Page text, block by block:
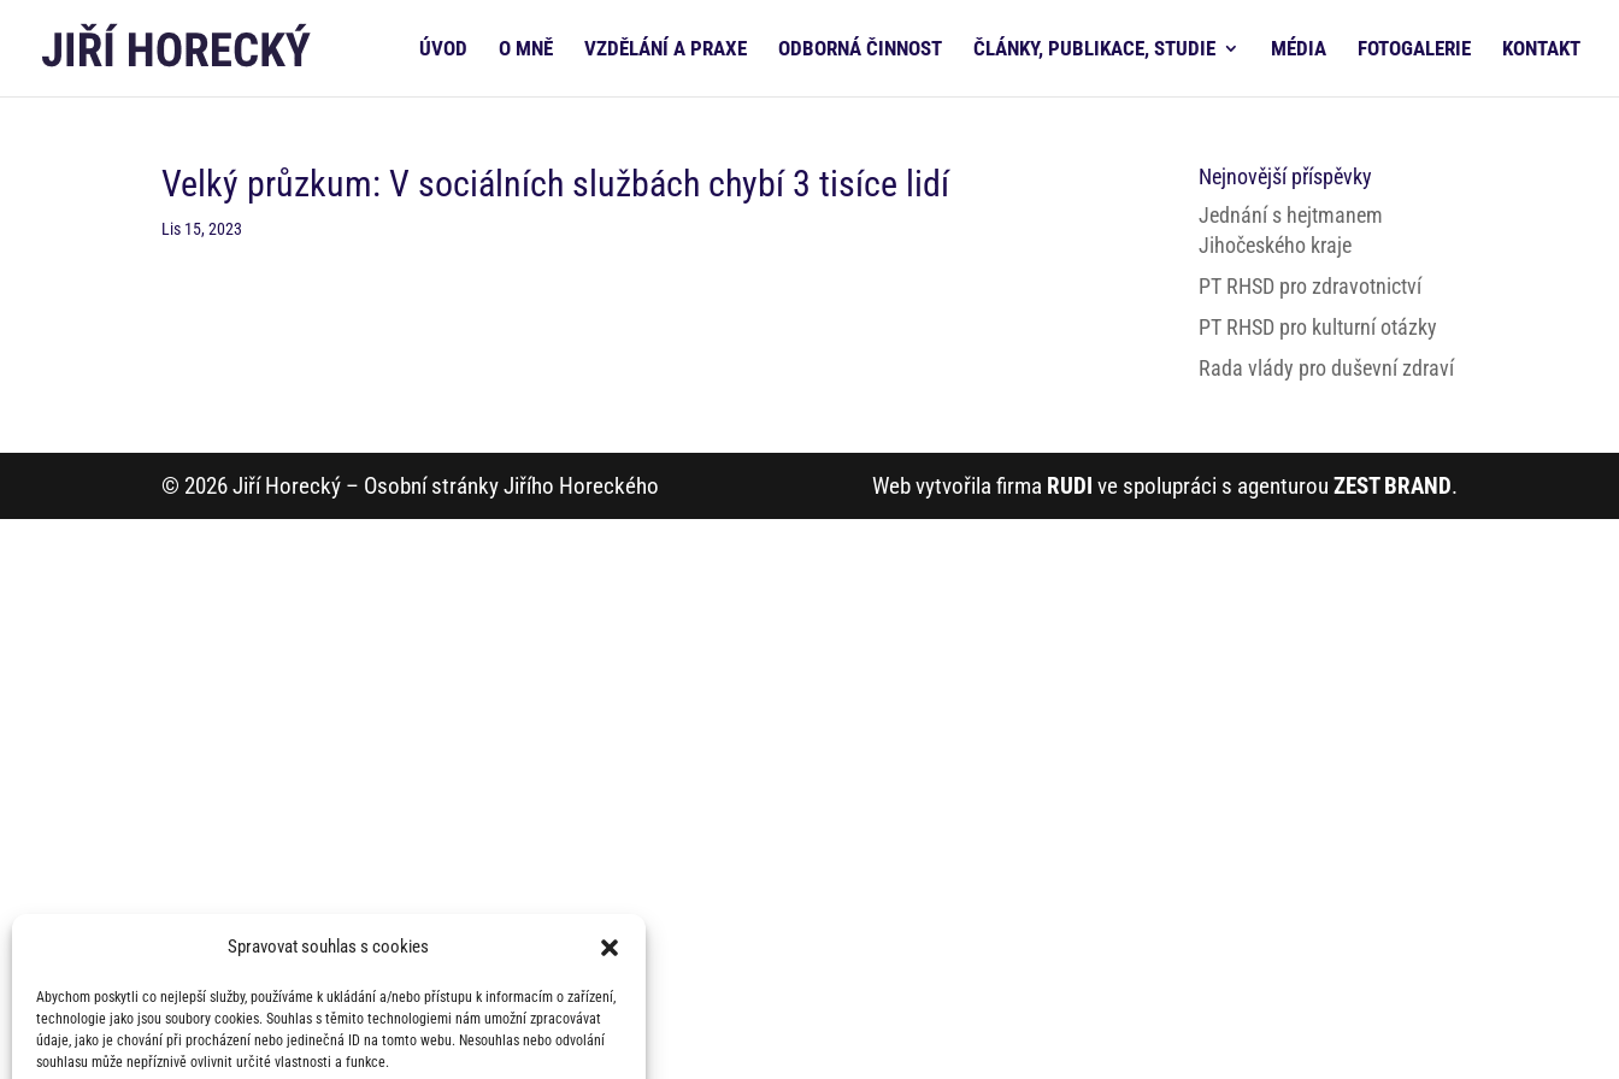
Spravovat souhlas s cookies
Abychom poskytli co nejlepší služby, používáme k ukládání a/nebo přístupu k informacím o zařízení,
technologie jako jsou soubory cookies. Souhlas s těmito technologiemi nám umožní zpracovávat
údaje, jako je chování při procházení nebo jedinečná ID na tomto webu. Nesouhlas nebo odvolání
souhlasu může nepříznivě ovlivnit určité vlastnosti a funkce.
ÚVOD O MNĚ VZDĚLÁNÍ A PRAXE ODBORNÁ ČINNOST ČLÁNKY, PUBLIKACE, STUDIE MÉDIA FOTOGALERIE KONTAKT
Velký průzkum: V sociálních službách chybí 3 tisíce lidí
Lis 15, 2023
Nejnovější příspěvky
Jednání s hejtmanem
Jihočeského kraje
PT RHSD pro zdravotnictví
PT RHSD pro kulturní otázky
Rada vlády pro duševní zdraví
© 2026 Jiří Horecký – Osobní stránky Jiřího Horeckého Web vytvořila firma RUDI ve spolupráci s agenturou ZEST BRAND.